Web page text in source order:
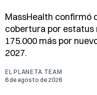
MassHealth confirmó
cobertura por
175.000 más por
2027.
EL PLANETA TEAM
6 de agosto de 2026